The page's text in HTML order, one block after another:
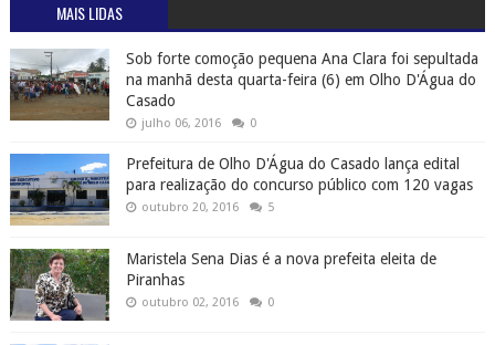
MAIS LIDAS
Sob forte comoção pequena Ana Clara foi sepultada
na manhã desta quarta-feira (6) em Olho D'Água do
Casado
julho 06, 2016 0
Prefeitura de Olho D'Água do Casado lança edital
para realização do concurso público com 120 vagas
outubro 20, 2016 5
Maristela Sena Dias é a nova prefeita eleita de
Piranhas
outubro 02, 2016 0